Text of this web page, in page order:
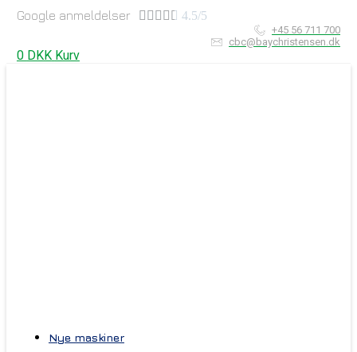
Google anmeldelser      4.5/5
+45 56 711 700
cbc@baychristensen.dk
0 DKK Kurv
Nye maskiner